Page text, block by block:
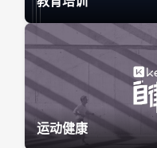
运动健康